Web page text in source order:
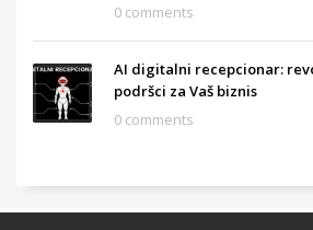
0 comments
AI digitalni recepcionar:
podršci za Vaš biznis
0 comments